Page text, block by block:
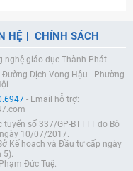
HỆ CHÍNH SÁCH
nghệ giáo dục Thành Phát
Dịch Vọng Hậu - Phường
- Email hỗ trợ:
số 337/GP-BTTTT do Bộ
10/07/2017.
Kế hoạch và Đầu tư cấp ngày
5).
Đức Tuệ.